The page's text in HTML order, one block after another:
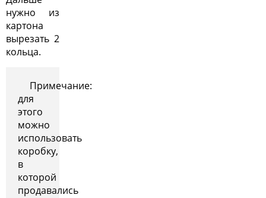
нужно из
картона
вырезать 2
кольца.
Примечание:
для
этого
можно
использовать
коробку,
в
которой
продавались